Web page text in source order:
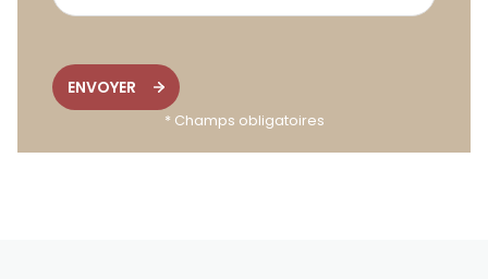
ENVOYER
* Champs obligatoires